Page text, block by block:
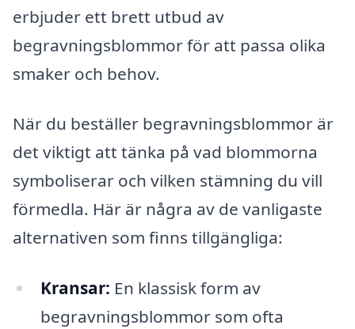
erbjuder ett brett utbud av
begravningsblommor för att passa olika
smaker och behov.
När du beställer begravningsblommor är
det viktigt att tänka på vad blommorna
symboliserar och vilken stämning du vill
förmedla. Här är några av de vanligaste
alternativen som finns tillgängliga:
Kransar: En klassisk form av
begravningsblommor som ofta